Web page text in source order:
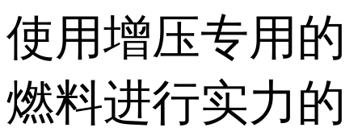
使用增压专用的
燃料进行实力的